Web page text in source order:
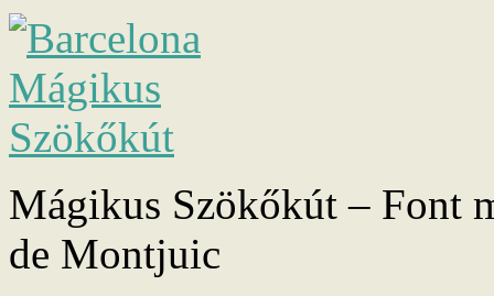
Mágikus Szökőkút – Font
de Montjuic